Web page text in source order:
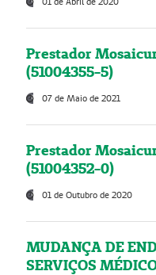
Prestador
(51004355-5)
07 de Maio de 2021
Prestador
(51004352-0)
01 de Outubro de 2020
MUDANÇA DE
SERVIÇOS